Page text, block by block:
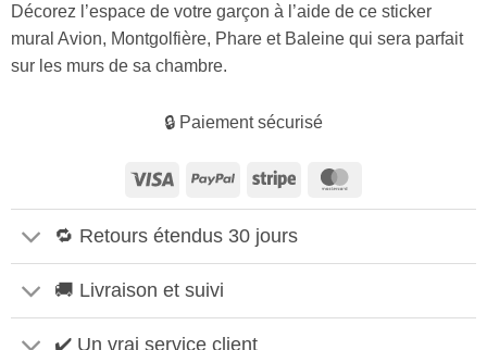
était :
24,90 €.
est :
19,90 €.
Décorez l’espace de votre garçon à l’aide de ce sticker
mural Avion, Montgolfière, Phare et Baleine qui sera parfait
sur les murs de sa chambre.
🔒 Paiement sécurisé
Visa PayPal Stripe
🔁 Retours étendus 30 jours
🚚 Livraison et suivi
✔️ Un vrai service client